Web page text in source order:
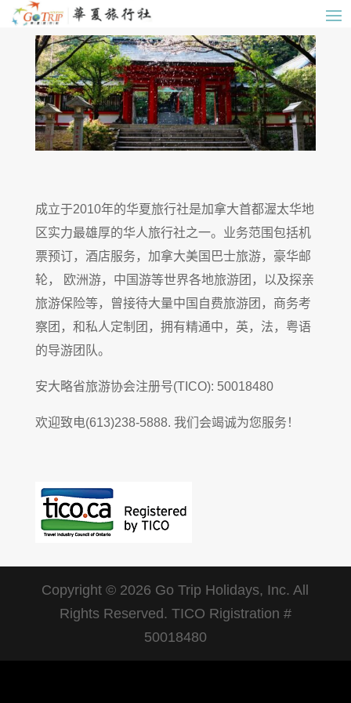
成立于2010年的华夏旅行社是加拿大首都渥太华地
区实力最雄厚的华人旅行社之一。业务范围包括机
票预订，酒店服务，加拿大美国巴士旅游，豪华邮
轮， 欧洲游，中国游等世界各地旅游团，以及探亲
旅游保险等，曾接待大量中国自费旅游团，商务考
察团，和私人定制团，拥有精通中，英，法，粤语
的导游团队。
安大略省旅游协会注册号(TICO): 50018480
欢迎致电(613)238-5888. 我们会竭诚为您服务！
Copyright © 2026 Go Trip Holidays, Inc. All
Rights Reserved. TICO Rigistration #
50018480